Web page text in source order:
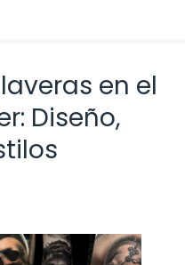
en el
Diseño,